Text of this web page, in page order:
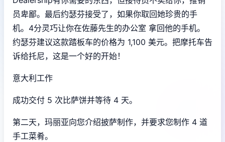
员卑鄙。最后约瑟芬接受了，如果你取回她珍贵的手
机。4分灵巧让你在佐藤先生的办公室 拿回他的手机。
约瑟芬建议这款踏板车的价格为 1,100 美元。把摩托车告
诉给托尼，这是一个好的开始！
意大利工作
成功交付 5 次比萨饼并等待 4 天。
第二天，玛丽亚向您介绍披萨制作，并要求您制作 4 道
手工菜肴。